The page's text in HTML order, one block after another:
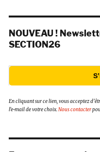
NOUVEAU !
SECTION26
En cliquant sur ce lien, vous acceptez
l’e-mail de votre choix.Nous contacter